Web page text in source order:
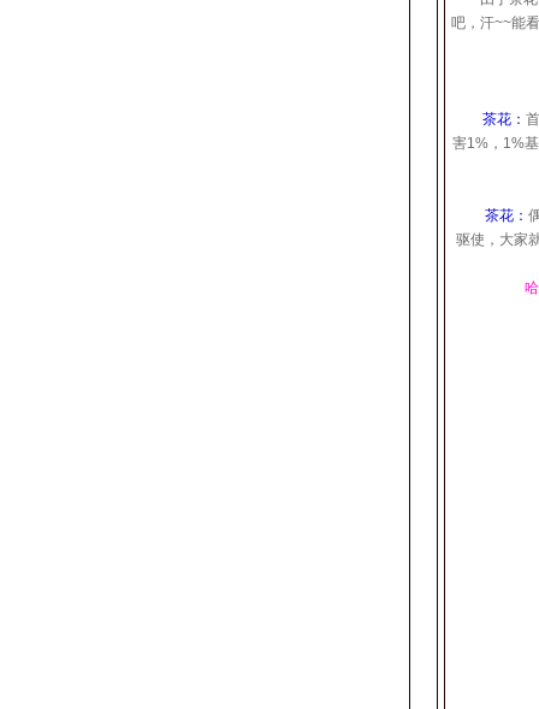
吧，汗~~能
茶花：
害1%，1%
茶花：
驱使，大家